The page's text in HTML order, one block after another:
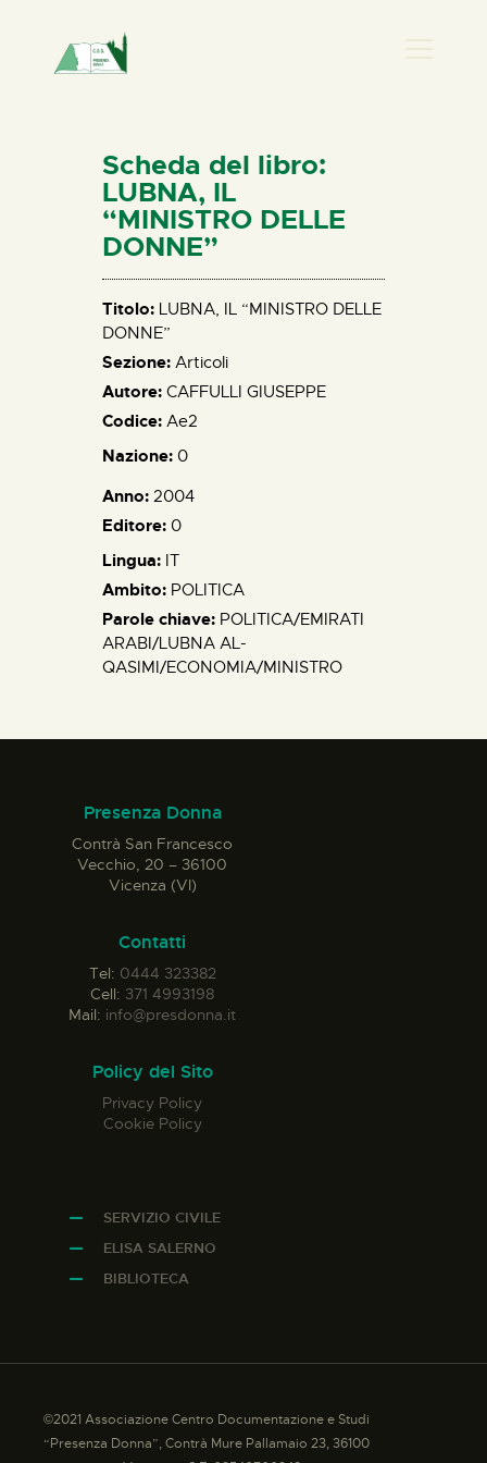
HOME
CHI SIAMO
NEWS
PERCORSI
ELISA SALERNO
CONTATTI
Scheda del libro:
LUBNA, IL
“MINISTRO DELLE
DONNE”
Titolo: LUBNA, IL “MINISTRO DELLE
DONNE”
Sezione: Articoli
Autore: CAFFULLI GIUSEPPE
Codice: Ae2
Nazione: 0
Anno: 2004
Editore: 0
Lingua: IT
Ambito: POLITICA
Parole chiave: POLITICA/EMIRATI
ARABI/LUBNA AL-
QASIMI/ECONOMIA/MINISTRO
Presenza Donna
Contrà San Francesco
Vecchio, 20 – 36100
Vicenza (VI)
Contatti
Tel: 0444 323382
Cell: 371 4993198
Mail: info@presdonna.it
Policy del Sito
Privacy Policy
Cookie Policy
SERVIZIO CIVILE
ELISA SALERNO
BIBLIOTECA
©2021 Associazione Centro Documentazione e Studi
“Presenza Donna”, Contrà Mure Pallamaio 23, 36100